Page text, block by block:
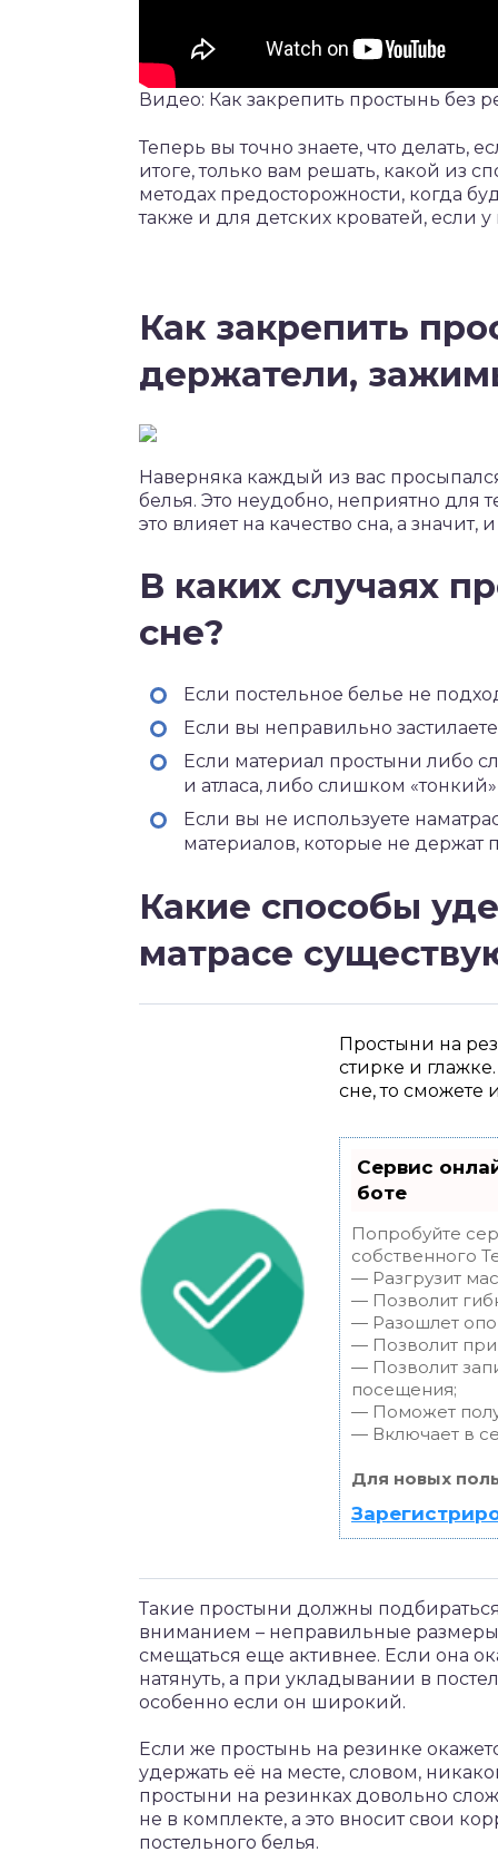
Видео: Как закрепить простынь
Теперь вы точно знаете, что делать,
итоге, только вам решать, какой из
методах предосторожности, когда
также и для детских кроватей, если
Как закрепить
держатели,
Наверняка каждый из вас
белья. Это неудобно, неприятно для
это влияет на качество сна, а
В каких случаях
сне?
Если постельное белье не
Если вы неправильно
Если материал простыни либо
и атласа, либо слишком
Если вы не используете
материалов, которые не держат
Какие способы
матрасе
Простыни на
стирке и
сне, то сможете
Сервис
боте
Попробуйте
собственного
— Разгрузит
— Позволит
— Разошлет
— Позволит
— Позволит
посещения;
— Поможет
— Включает в
Для новых
Такие простыни должны
вниманием – неправильные размеры
смещаться еще активнее. Если она
натянуть, а при укладывании в
особенно если он широкий.
Если же простынь на резинке
удержать её на месте, словом,
простыни на резинках довольно
не в комплекте, а это вносит свои
постельного белья.